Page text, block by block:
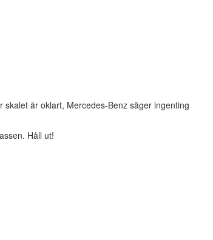
är oklart, Mercedes-Benz säger ingenting
Håll ut!